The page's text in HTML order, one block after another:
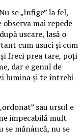
se „înfige” la fel,
observa mai repede
uscare, lasă o
cum usuci și cum
freci prea tare, poți
dar e genul de
lumina și te întrebi
sau ursul e
impecabilă mult
mănâncă, nu se